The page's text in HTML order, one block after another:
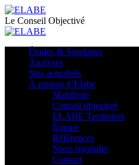
Le Conseil Objectivé
Études & Sondages
Analyses
Nos actualités
À propos d’Elabe
Manifeste
Conseil objectivé
ELABE Territoires
Équipe
Références
Nous rejoindre
Contact